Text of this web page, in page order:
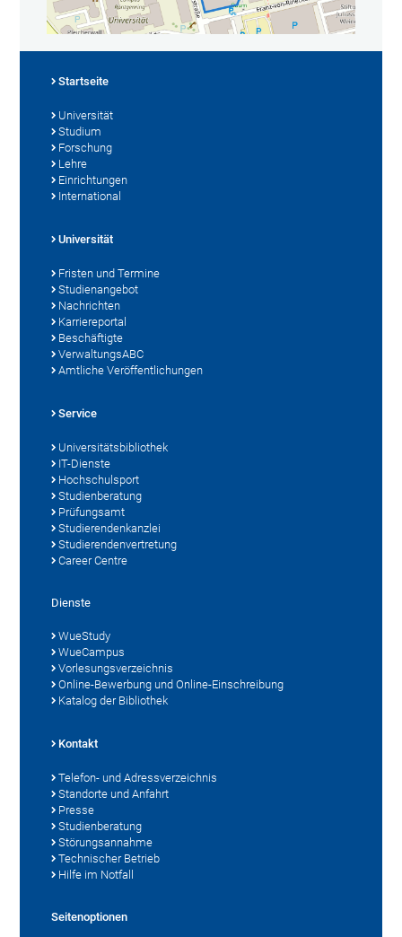
Startseite
Universität
Studium
Forschung
Lehre
Einrichtungen
International
Universität
Fristen und Termine
Studienangebot
Nachrichten
Karriereportal
Beschäftigte
VerwaltungsABC
Amtliche Veröffentlichungen
Service
Universitätsbibliothek
IT-Dienste
Hochschulsport
Studienberatung
Prüfungsamt
Studierendenkanzlei
Studierendenvertretung
Career Centre
Dienste
WueStudy
WueCampus
Vorlesungsverzeichnis
Online-Bewerbung und Online-Einschreibung
Katalog der Bibliothek
Kontakt
Telefon- und Adressverzeichnis
Standorte und Anfahrt
Presse
Studienberatung
Störungsannahme
Technischer Betrieb
Hilfe im Notfall
Seitenoptionen